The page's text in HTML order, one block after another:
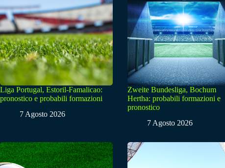
Liga Portugal, Estoril-Famalicao:
pronostico e probabili formazioni
7 Agosto 2026
Zweite Bundesliga, Bochum
Hertha: probabili formazioni e
pronostico
7 Agosto 2026